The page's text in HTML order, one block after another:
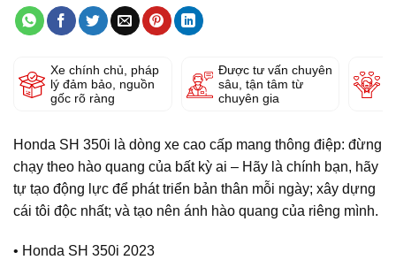
Xe chính chủ, pháp
lý đảm bảo, nguồn
gốc rõ ràng
Được tư vấn chuyên
sâu, tận tâm từ
chuyên gia
Honda SH 350i là dòng xe cao cấp mang thông điệp: đừng
chạy theo hào quang của bất kỳ ai – Hãy là chính bạn, hãy
tự tạo động lực để phát triển bản thân mỗi ngày; xây dựng
cái tôi độc nhất; và tạo nên ánh hào quang của riêng mình.
• Honda SH 350i 2023